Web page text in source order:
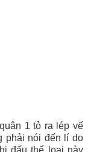
1 tỏ ra lép vế
phải nói đến lí do
đấu thể loại này